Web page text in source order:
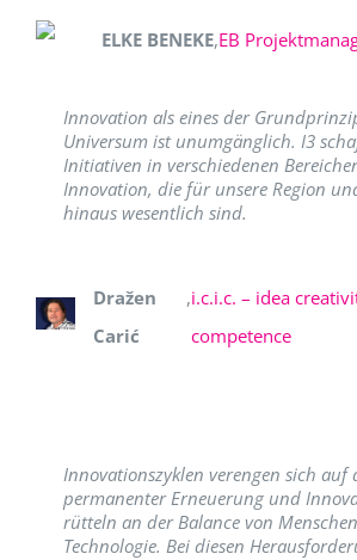
ELKE BENEKE,EB
Innovation als eines der
Universum ist unumgänglich. I3
Initiativen in verschiedenen
Innovation, die für unsere Region
hinaus wesentlich sind.
Dražen
Carić
,i.c.i.c. – idea
competence
Innovationszyklen verengen sich auf
permanenter Erneuerung und
rütteln an der Balance von
Technologie. Bei diesen